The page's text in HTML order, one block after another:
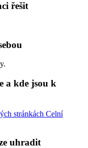
řešit
a kde jsou k
stránkách Celní
uhradit